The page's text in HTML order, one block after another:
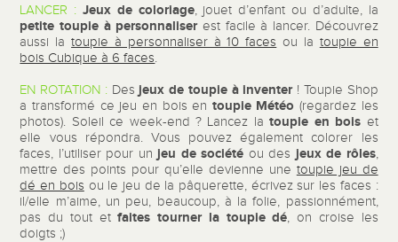
LANCER :Jeux de coloriage, jouet d’enfant ou d’adulte, la
petite toupie à personnaliserest facile à lancer. Découvrez
aussi latoupie à personnaliser à 10 faces ou la toupie en
bois Cubique à 6 faces.
EN ROTATION :Des jeux de toupie à inventer! Toupie Shop
a transformé ce jeu en bois en toupie Météo (regardez les
photos). Soleil ce week-end ? Lancez latoupie en bois et
elle vous répondra. Vous pouvez également colorer les
faces, l’utiliser pour un jeu de société ou des jeux de rôles,
mettre des points pour qu’elle devienne une toupie jeu de
dé en bois ou le jeu de la pâquerette, écrivez sur les faces :
il/elle m’aime, un peu, beaucoup, à la folie, passionnément,
pas du tout etfaites tourner la toupie dé, on croise les
doigts ;)